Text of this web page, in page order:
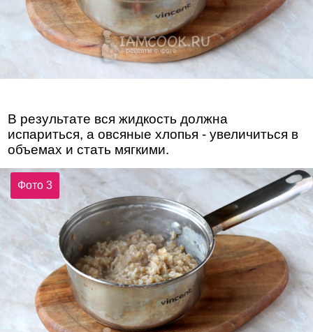
В результате вся жидкость должна
испариться, а овсяные хлопья - увеличиться в
объемах и стать мягкими.
Фото 3